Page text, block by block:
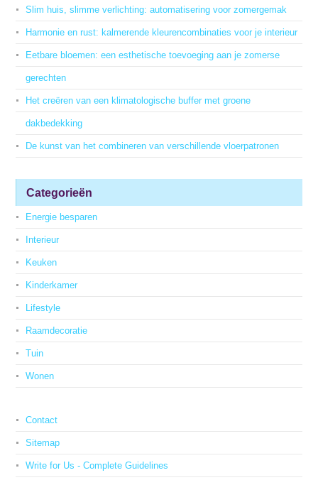
Slim huis, slimme verlichting: automatisering voor zomergemak
Harmonie en rust: kalmerende kleurencombinaties voor je interieur
Eetbare bloemen: een esthetische toevoeging aan je zomerse
gerechten
Het creëren van een klimatologische buffer met groene
dakbedekking
De kunst van het combineren van verschillende vloerpatronen
Categorieën
Energie besparen
Interieur
Keuken
Kinderkamer
Lifestyle
Raamdecoratie
Tuin
Wonen
Contact
Sitemap
Write for Us - Complete Guidelines